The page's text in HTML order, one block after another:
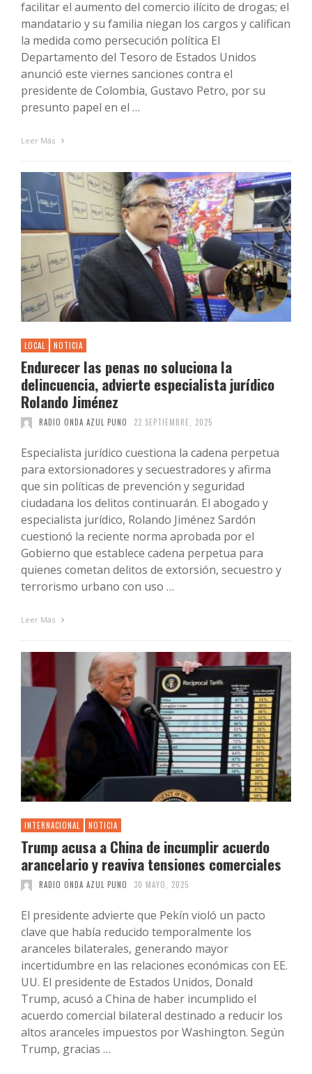
facilitar el aumento del comercio ilícito de drogas; el
mandatario y su familia niegan los cargos y califican
la medida como persecución política El
Departamento del Tesoro de Estados Unidos
anunció este viernes sanciones contra el
presidente de Colombia, Gustavo Petro, por su
presunto papel en el …
Leer Más
LOCAL NOTICIA
Endurecer las penas no soluciona la
delincuencia, advierte especialista jurídico
Rolando Jiménez
RADIO ONDA AZUL PUNO 22 SEPTIEMBRE, 2025
Especialista jurídico cuestiona la cadena perpetua
para extorsionadores y secuestradores y afirma
que sin políticas de prevención y seguridad
ciudadana los delitos continuarán. El abogado y
especialista jurídico, Rolando Jiménez Sardón
cuestionó la reciente norma aprobada por el
Gobierno que establece cadena perpetua para
quienes cometan delitos de extorsión, secuestro y
terrorismo urbano con uso …
Leer Más
INTERNACIONAL NOTICIA
Trump acusa a China de incumplir acuerdo
arancelario y reaviva tensiones comerciales
RADIO ONDA AZUL PUNO 30 MAYO, 2025
El presidente advierte que Pekín violó un pacto
clave que había reducido temporalmente los
aranceles bilaterales, generando mayor
incertidumbre en las relaciones económicas con EE.
UU. El presidente de Estados Unidos, Donald
Trump, acusó a China de haber incumplido el
acuerdo comercial bilateral destinado a reducir los
altos aranceles impuestos por Washington. Según
Trump, gracias …